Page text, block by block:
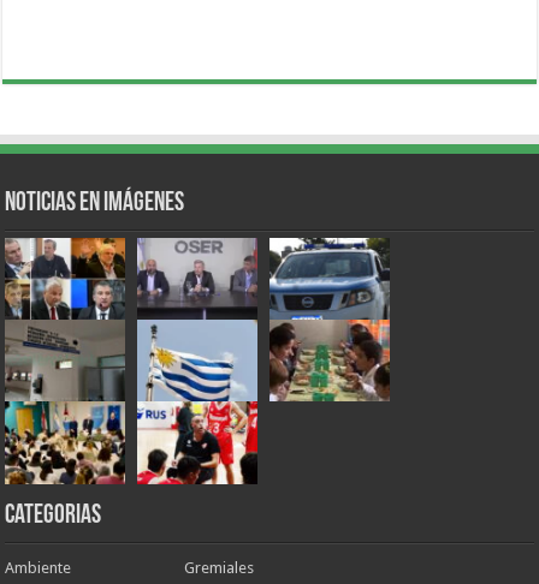
Noticias en Imágenes
Categorias
Ambiente Gremiales